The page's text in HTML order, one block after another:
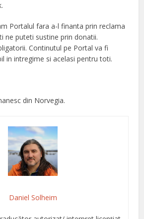
Portalul fara a-l finanta prin reclama
ne puteti sustine prin donatii.
Continutul pe Portal va fi
in intregime si acelasi pentru toti.
din Norvegia.
Daniel Solheim